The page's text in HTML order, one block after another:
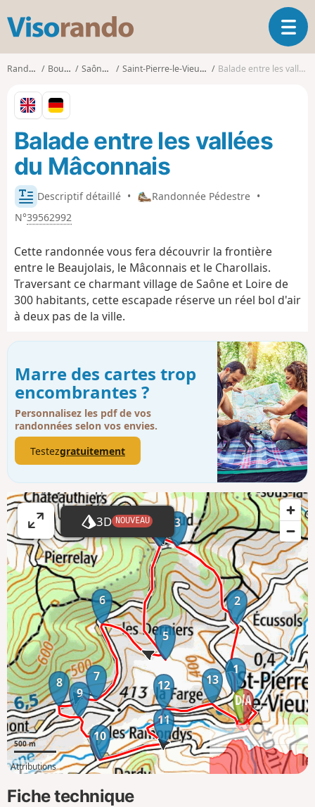
s
o
o
O
u
Randonnées Bourgogne Saône-et-Loire Saint-Pierre-le-Vieux (Saône-et-Loire) Balade entre les vallées du Mâconnais
Descriptif détaillé • Randonnée Pédestre •
N°39562992
Balade entre les vallées
du Mâconnais
Cette randonnée vous fera découvrir la frontière
entre le Beaujolais, le Mâconnais et le Charollais.
Traversant ce charmant village de Saône et Loire de
300 habitants, cette escapade réserve un réel bol d'air
à deux pas de la ville.
Marre des cartes trop
encombrantes ?
Personnalisez les pdf de vos
randonnées selon vos envies.
Testezgratuitement
A
ff
i
c
h
e
r
l
a
c
a
r
t
e
e
n
3D NOUVEAU
1
2
3
5
6
7
8
9
10
11
12 13
500 m
Attributions
Fiche technique